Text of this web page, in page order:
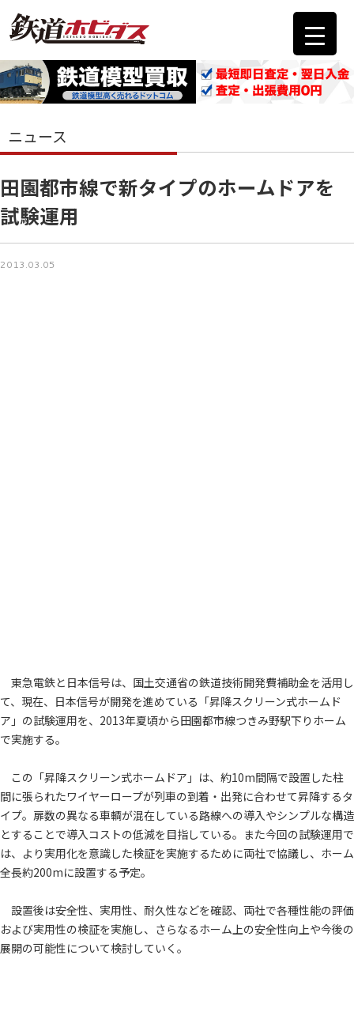
ニュース
田園都市線で新タイプのホームドアを
試験運用
2013.03.05
東急電鉄と日本信号は、国土交通省の鉄道技術開発費補助金を活用し
て、現在、日本信号が開発を進めている「昇降スクリーン式ホームド
ア」の試験運用を、2013年夏頃から田園都市線つきみ野駅下りホーム
で実施する。
この「昇降スクリーン式ホームドア」は、約10m間隔で設置した柱
間に張られたワイヤーロープが列車の到着・出発に合わせて昇降するタ
イプ。扉数の異なる車輌が混在している路線への導入やシンプルな構造
とすることで導入コストの低減を目指している。また今回の試験運用で
は、より実用化を意識した検証を実施するために両社で協議し、ホーム
全長約200mに設置する予定。
設置後は安全性、実用性、耐久性などを確認、両社で各種性能の評価
および実用性の検証を実施し、さらなるホーム上の安全性向上や今後の
展開の可能性について検討していく。